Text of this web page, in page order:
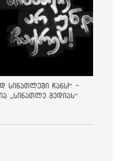
სინათლეში ჩანს!“ -
„სინათლე მედიას“